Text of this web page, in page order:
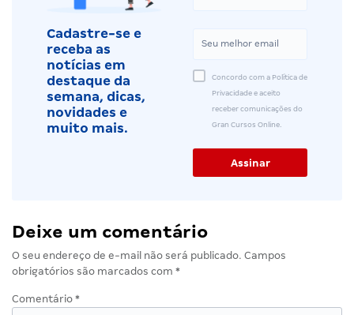
Cadastre-se e
receba as
notícias em
destaque da
semana, dicas,
novidades e
muito mais.
Concordo com a Política de
Privacidade e aceito
receber comunicações do
Gran Cursos Online.
Deixe um comentário
O seu endereço de e-mail não será publicado. Campos
obrigatórios são marcados com *
Comentário *